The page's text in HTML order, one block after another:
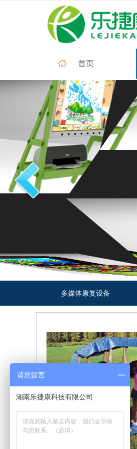
多媒体康复设备
首页
请您留言
湖南乐捷康科技有限公司